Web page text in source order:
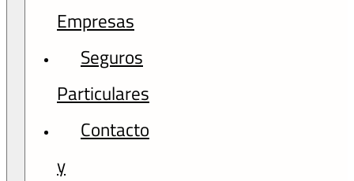
Empresas
Seguros
Particulares
Contacto
y